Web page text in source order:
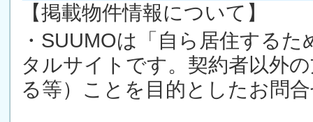
【掲載物件情報について】
・SUUMOは「自ら居住する
タルサイトです。契約者以外
る等）ことを目的としたお問